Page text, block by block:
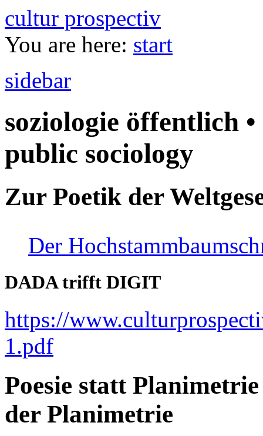
cultur prospectiv
You are here: start
sidebar
soziologie öffentlich
public sociology
Zur Poetik der
Der
DADA trifft DIGIT
https://
1.pdf
Poesie statt
der Planimetrie